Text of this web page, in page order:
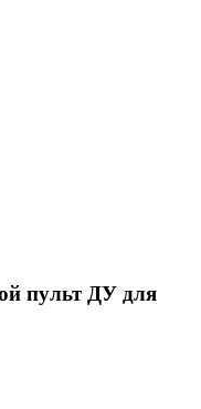
пульт ДУ для